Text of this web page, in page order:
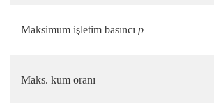
Maksimum işletim basıncı p
Maks. kum oranı